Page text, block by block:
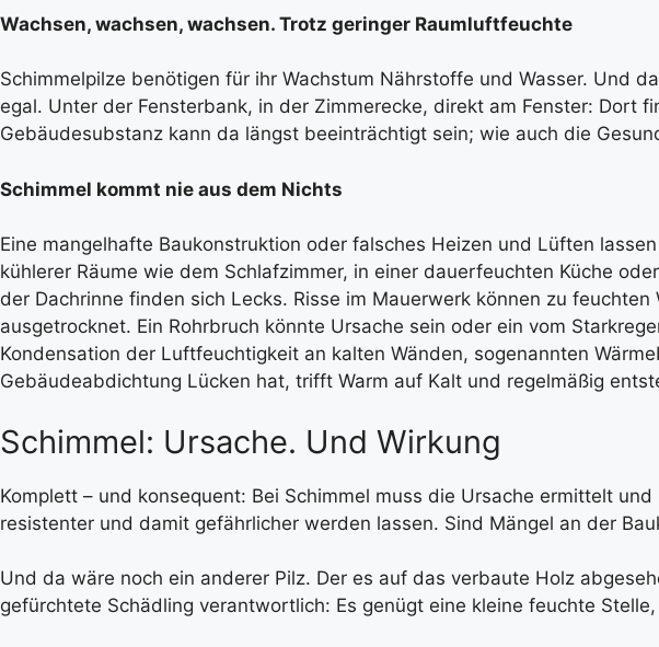
Wachsen, wachsen, wachsen. Trotz geringer Raumluftfeuchte
Schimmelpilze benötigen für ihr Wachstum Nährstoffe und Wasser. Und
egal. Unter der Fensterbank, in der Zimmerecke, direkt am Fenster: Dort
Gebäudesubstanz kann da längst beeinträchtigt sein; wie auch die
Schimmel kommt nie aus dem Nichts
Eine mangelhafte Baukonstruktion oder falsches Heizen und Lüften
kühlerer Räume wie dem Schlafzimmer, in einer dauerfeuchten Küche
der Dachrinne finden sich Lecks. Risse im Mauerwerk können zu
ausgetrocknet. Ein Rohrbruch könnte Ursache sein oder ein vom
Kondensation der Luftfeuchtigkeit an kalten Wänden, sogenannten
Gebäudeabdichtung Lücken hat, trifft Warm auf Kalt und regelmäßig
Schimmel: Ursache. Und Wirkung
Komplett – und konsequent: Bei Schimmel muss die Ursache ermittelt
resistenter und damit gefährlicher werden lassen. Sind Mängel an der
Und da wäre noch ein anderer Pilz. Der es auf das verbaute Holz
gefürchtete Schädling verantwortlich: Es genügt eine kleine feuchte